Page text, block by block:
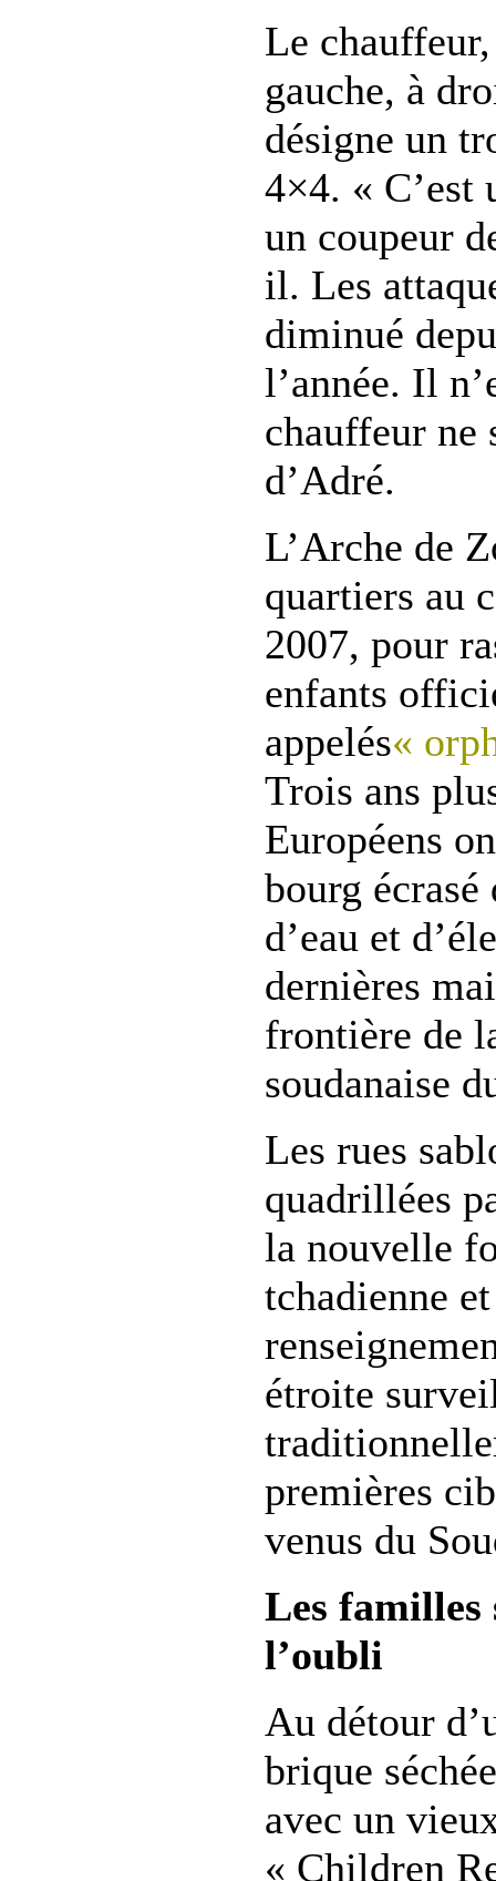
Le
gauche, à
désigne un
4×4. « C’est
un coupeur
il. Les
diminué
l’année. Il
chauffeur ne
d’Adré.
L’Arche de
quartiers au
2007, pour
enfants
appelés«
Trois ans
Européens
bourg
d’eau et
dernières
frontière de
soudanaise
Les rues
quadrillées
la nouvelle
tchadienne
étroite
premières
venus du
Les familles
l’oubli
Au détour
brique
avec un
« Children